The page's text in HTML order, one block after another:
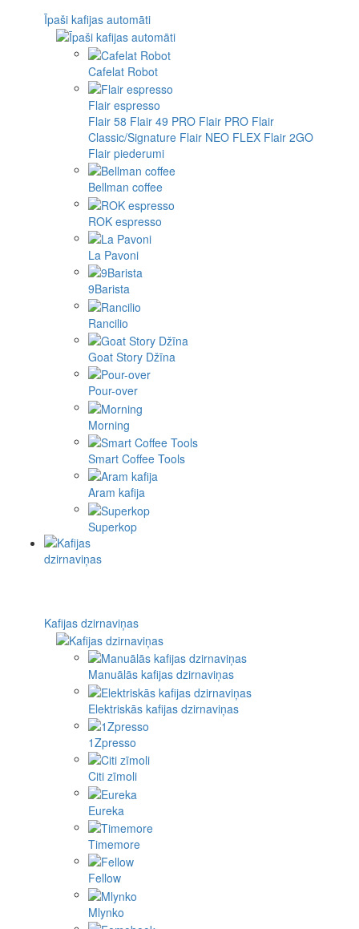
Īpaši kafijas automāti
Cafelat Robot
Flair espresso
Flair 58 Flair 49 PRO Flair PRO Flair
Classic/Signature Flair NEO FLEX Flair 2GO
Flair piederumi
Bellman coffee
ROK espresso
La Pavoni
9Barista
Rancilio
Goat Story Džīna
Pour-over
Morning
Smart Coffee Tools
Aram kafija
Superkop
Kafijas dzirnaviņas
Manuālās kafijas dzirnaviņas
Elektriskās kafijas dzirnaviņas
1Zpresso
Citi zīmoli
Eureka
Timemore
Fellow
Mlynko